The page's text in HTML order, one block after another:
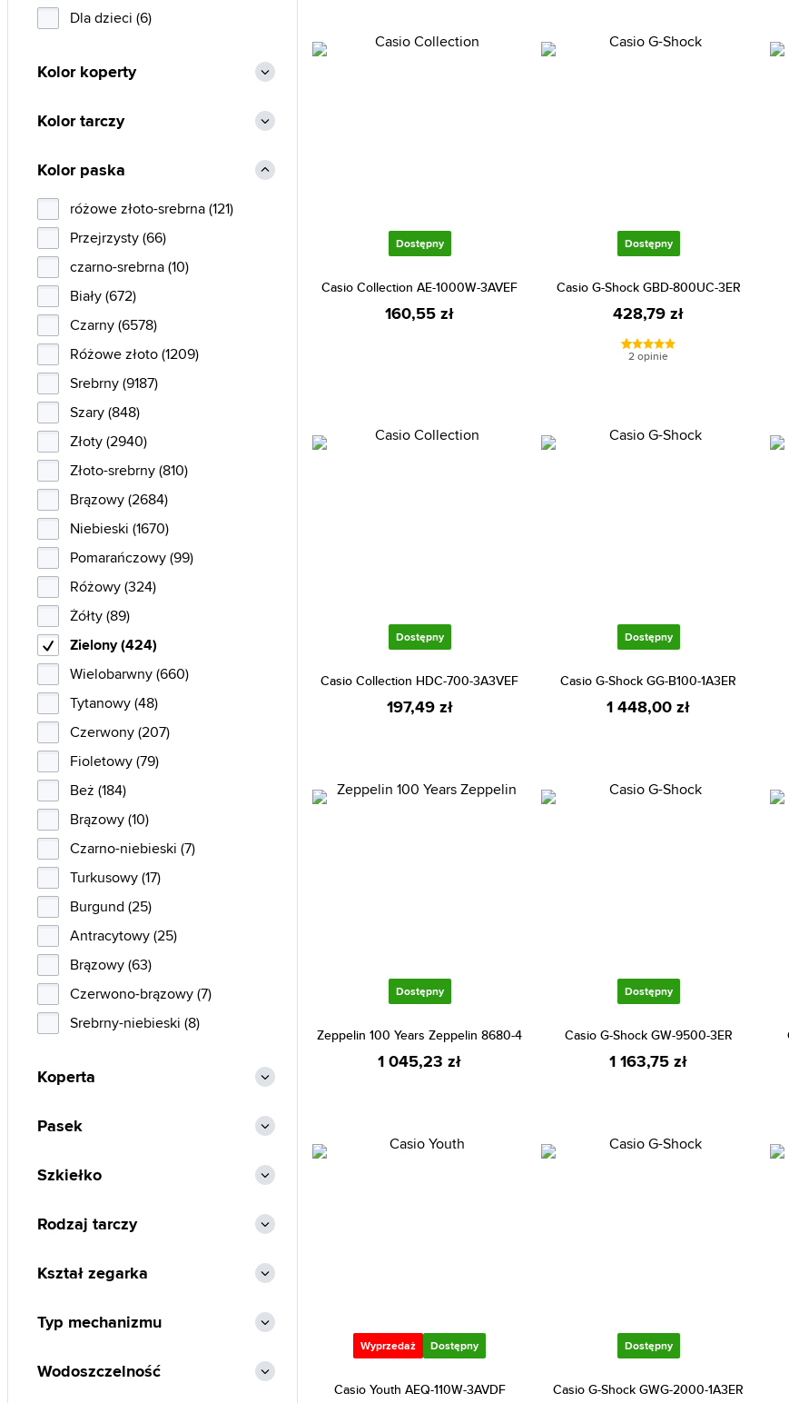
Dostępny
Casio Collection AE-1000W-3AVEF
160,55 zł
Dostępny
Casio G-Shock GBD-800UC-3ER
428,79 zł
2 opinie
Dostępny
Casio Collection HDC-700-3A3VEF
197,49 zł
Dostępny
Casio G-Shock GG-B100-1A3ER
1 448,00 zł
Dostępny
Zeppelin 100 Years Zeppelin 8680-4
1 045,23 zł
Dostępny
Casio G-Shock GW-9500-3ER
1 163,75 zł
Wyprzedaż Dostępny
Casio Youth AEQ-110W-3AVDF
Dostępny
Casio G-Shock GWG-2000-1A3ER
Emporio Armani (5)
Festina (13)
Frederic Graff (2)
Gant (1)
Hamilton (2)
Hugo Boss (5)
Ice-watch (1)
Invicta (24)
Iron Annie (2)
Jacques Lemans (1)
Kappa (2)
Lacoste (18)
Lorus (8)
Luminox (9)
Michael Kors (2)
MVMT (5)
Nautica (2)
Nine West (1)
Orient (7)
Police (3)
Rosefield (5)
S.Oliver (1)
Seiko (26)
Skagen (3)
Smart (1)
Superga (2)
Swatch (7)
Swiss Alpine Military (1)
Swiss Military (1)
Swiss Military by Chrono (1)
Swiss Military Hanowa (5)
Timberland (4)
Timex (53)
Tommy Jeans (3)
Zeppelin (9)
Dla dzieci (6)
Kolor koperty
Kolor tarczy
Kolor paska
różowe złoto-srebrna (121)
Przejrzysty (66)
czarno-srebrna (10)
Biały (672)
Czarny (6578)
Różowe złoto (1209)
Srebrny (9187)
Szary (848)
Złoty (2940)
Złoto-srebrny (810)
Brązowy (2684)
Niebieski (1670)
Pomarańczowy (99)
Różowy (324)
Żółty (89)
Zielony (424)
Wielobarwny (660)
Tytanowy (48)
Czerwony (207)
Fioletowy (79)
Beż (184)
Brązowy (10)
Czarno-niebieski (7)
Turkusowy (17)
Burgund (25)
Antracytowy (25)
Brązowy (63)
Czerwono-brązowy (7)
Srebrny-niebieski (8)
Koperta
Pasek
Szkiełko
Rodzaj tarczy
Kształ zegarka
Typ mechanizmu
Wodoszczelność